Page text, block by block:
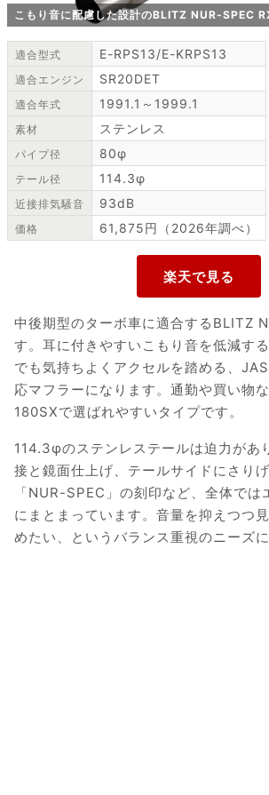
こもり音に配慮した設計のBLITZ NUR-SPEC
適合型式 E-RPS13/E-KRPS13
適合エンジン SR20DET
適合年式 1991.1～1999.1
素材 ステンレス
パイプ径 80φ
テール径 114.3φ
近接排気騒音 93dB
価格 61,875円（2026年調べ）
中後期型のターボ車に適合するBLITZ
す。耳に付きやすいこもり音を低減す
でも気持ちよくアクセルを踏める、
応マフラーになります。通勤や買い物
180SXで選ばれやすいタイプです。
114.3φのステンレステールは迫力があ
接と鏡面仕上げ、テールサイドにさり
「NUR-SPEC」の刻印など、全体では
にまとまっています。音量を抑えつつ
めたい、というバランス重視のニーズに